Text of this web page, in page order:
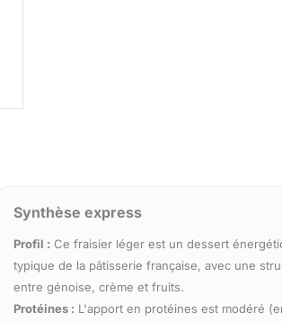
Synthèse express
Profil : Ce fraisier léger est un dessert
typique de la pâtisserie française, avec une
entre génoise, crème et fruits.
Protéines : L'apport en protéines est modéré